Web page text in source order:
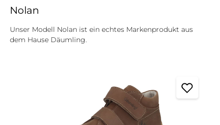
Nolan
Unser Modell Nolan ist ein echtes Markenprodukt aus
dem Hause Däumling.